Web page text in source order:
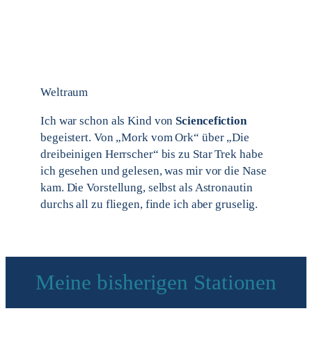
Weltraum
Ich war schon als Kind von Sciencefiction
begeistert. Von „Mork vom Ork“ über „Die
dreibeinigen Herrscher“ bis zu Star Trek habe
ich gesehen und gelesen, was mir vor die Nase
kam. Die Vorstellung, selbst als Astronautin
durchs all zu fliegen, finde ich aber gruselig.
Meine bisherigen Stationen